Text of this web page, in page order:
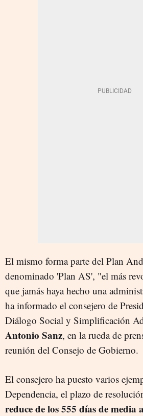
El mismo forma parte del Plan
denominado 'Plan AS', "el más
que jamás haya hecho una
ha informado el consejero de
Diálogo Social y Simplificación
Antonio Sanz, en la rueda de
reunión del Consejo de Gobierno.
El consejero ha puesto varios
Dependencia, el plazo de
reduce de los 555 días de media